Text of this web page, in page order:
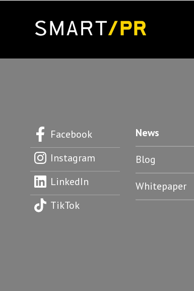
Facebook
Instagram
LinkedIn
TikTok
News
Blog
Whitepaper